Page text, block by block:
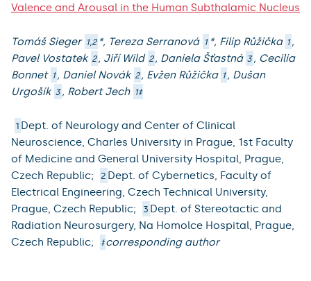
Valence and Arousal in the Human Subthalamic Nucleus
Tomáš Sieger 1,2 *, Tereza Serranová 1 *, Filip Růžička 1 ,
Pavel Vostatek 2 , Jiří Wild 2 , Daniela Šťastná 3 , Cecilia
Bonnet 1 , Daniel Novák 2 , Evžen Růžička 1 , Dušan
Urgošík 3 , Robert Jech 1‡
1 Dept. of Neurology and Center of Clinical
Neuroscience, Charles University in Prague, 1st Faculty
of Medicine and General University Hospital, Prague,
Czech Republic;
2 Dept. of Cybernetics, Faculty of
Electrical Engineering, Czech Technical University,
Prague, Czech Republic;
3 Dept. of Stereotactic and
Radiation Neurosurgery, Na Homolce Hospital, Prague,
Czech Republic;
‡ corresponding author